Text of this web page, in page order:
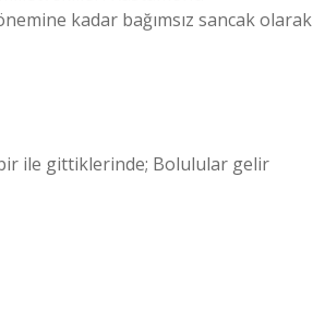
kadar bağımsız sancak olarak
ile gittiklerinde; Bolulular gelir